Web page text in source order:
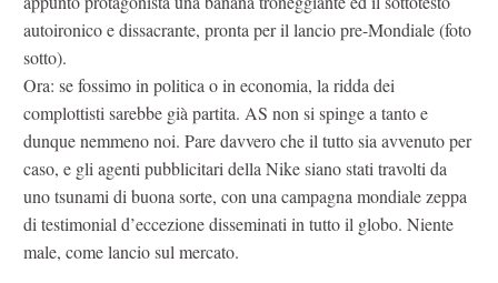
autoironico e dissacrante, pronta per il lancio pre-Mondiale (foto
sotto).
Ora: se fossimo in politica o in economia, la ridda dei
complottisti sarebbe già partita. AS non si spinge a tanto e
dunque nemmeno noi. Pare davvero che il tutto sia avvenuto per
caso, e gli agenti pubblicitari della Nike siano stati travolti da
uno tsunami di buona sorte, con una campagna mondiale zeppa
di testimonial d’eccezione disseminati in tutto il globo. Niente
male, come lancio sul mercato.